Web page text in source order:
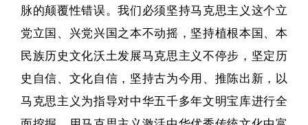
脉的颠覆性错误。我们必须坚持马克思主义这个立
党立国、兴党兴国之本不动摇，坚持植根本国、本
民族历史文化沃土发展马克思主义不停步，坚定历
史自信、文化自信，坚持古为今用、推陈出新，以
马克思主义为指导对中华五千多年文明宝库进行全